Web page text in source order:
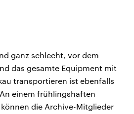
ganz schlecht, vor dem
das gesamte Equipment mit
transportieren ist ebenfalls
einem frühlingshaften
die Archive-Mitglieder